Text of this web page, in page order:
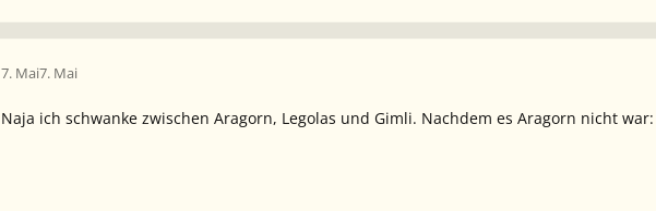
7. Mai7. Mai
Naja ich schwanke zwischen Aragorn, Legolas und Gimli. Nachdem es Aragorn nicht